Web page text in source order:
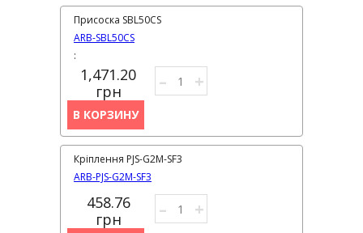
ARB-SBL50CS
Присоска SBL50CS
1,471.20
грн
:
– +
В КОРЗИНУ
ARB-PJS-G2M-SF3
Кріплення PJS-G2M-SF3
458.76
грн
– +